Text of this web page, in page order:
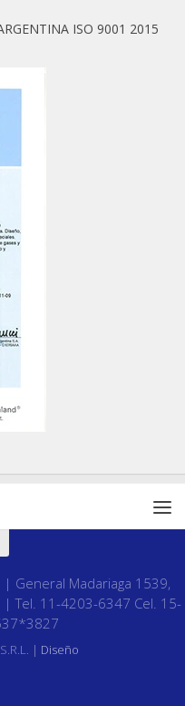
ISO 9001 2015
| General Madariaga 1539,
| Tel. 11-4203-6347 Cel. 15-
| Diseño